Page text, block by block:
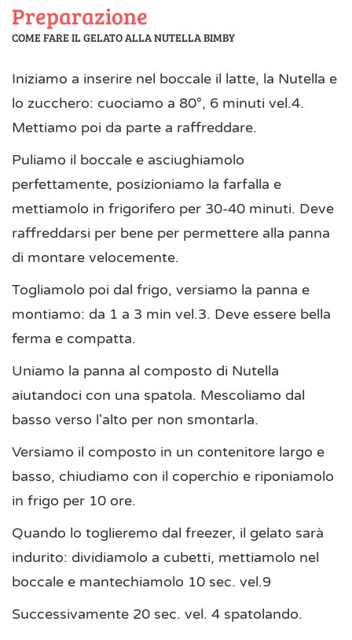
Preparazione
COME FARE IL GELATO ALLA NUTELLA BIMBY
Iniziamo a inserire nel boccale il latte, la Nutella e
lo zucchero: cuociamo a 80°, 6 minuti vel.4.
Mettiamo poi da parte a raffreddare.
Puliamo il boccale e asciughiamolo
perfettamente, posizioniamo la farfalla e
mettiamolo in frigorifero per 30-40 minuti. Deve
raffreddarsi per bene per permettere alla panna
di montare velocemente.
Togliamolo poi dal frigo, versiamo la panna e
montiamo: da 1 a 3 min vel.3. Deve essere bella
ferma e compatta.
Uniamo la panna al composto di Nutella
aiutandoci con una spatola. Mescoliamo dal
basso verso l'alto per non smontarla.
Versiamo il composto in un contenitore largo e
basso, chiudiamo con il coperchio e riponiamolo
in frigo per 10 ore.
Quando lo toglieremo dal freezer, il gelato sarà
indurito: dividiamolo a cubetti, mettiamolo nel
boccale e mantechiamolo 10 sec. vel.9
Successivamente 20 sec. vel. 4 spatolando.